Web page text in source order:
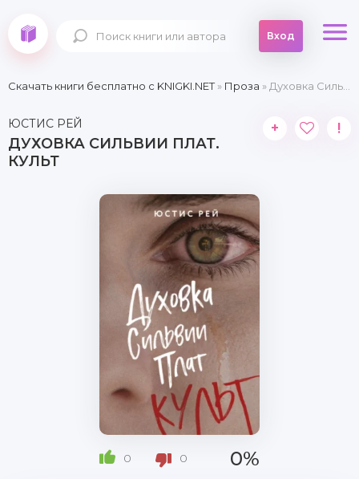
Вход
Скачать книги бесплатно c KNIGKI.NET» Проза » Духовка Сильвии Плат. Культ
ЮСТИС РЕЙ
ДУХОВКА СИЛЬВИИ ПЛАТ.
КУЛЬТ
+ !
0 0 0%